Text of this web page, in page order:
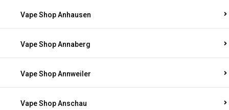
Vape Shop Anhausen
Vape Shop Annaberg
Vape Shop Annweiler
Vape Shop Anschau